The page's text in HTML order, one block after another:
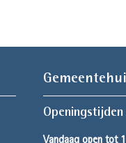
Openingstijden
Vandaag open tot